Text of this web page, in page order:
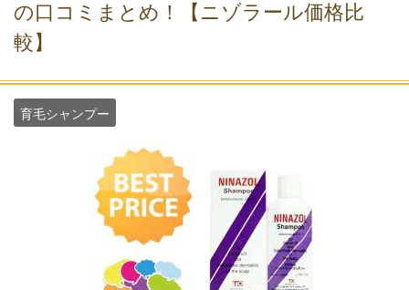
の口コミまとめ！【ニゾラール価格比
較】
育毛シャンプー